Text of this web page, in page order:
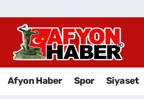
Afyon Haber Spor Siyaset
Afyon Haber